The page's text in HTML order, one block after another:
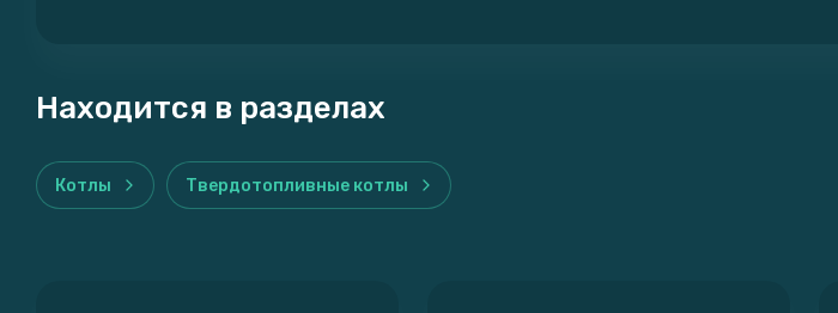
Находится в разделах
Котлы Твердотопливные котлы